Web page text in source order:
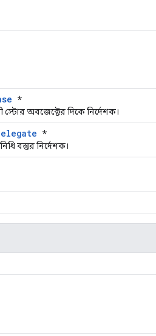
*
স্টোর অবজেক্টের দিকে নির্দেশক।
*
বস্তুর নির্দেশক।